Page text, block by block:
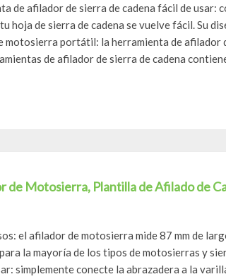
de afilador de sierra de cadena fácil de usar:
hoja de sierra de cadena se vuelve fácil. Su
motosierra portátil: la herramienta de afilador
de afilador de sierra de cadena
de Motosierra, Plantilla de Afilado de
el afilador de motosierra mide 87 mm de
la mayoría de los tipos de motosierras y
simplemente conecte la abrazadera a la